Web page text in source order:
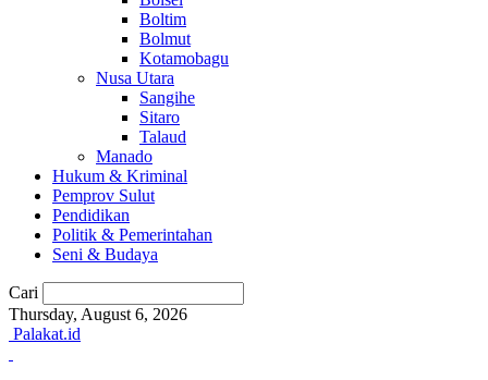
Boltim
Bolmut
Kotamobagu
Nusa Utara
Sangihe
Sitaro
Talaud
Manado
Hukum & Kriminal
Pemprov Sulut
Pendidikan
Politik & Pemerintahan
Seni & Budaya
Cari
Thursday, August 6, 2026
Palakat.id